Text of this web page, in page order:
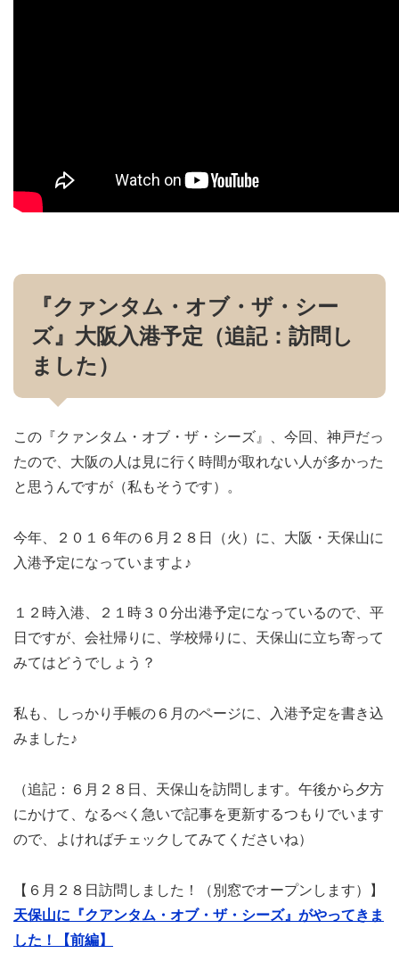
『クァンタム・オブ・ザ・シー
ズ』大阪入港予定（追記：訪問し
ました）
この『クァンタム・オブ・ザ・シーズ』、今回、神戸だっ
たので、大阪の人は見に行く時間が取れない人が多かった
と思うんですが（私もそうです）。
今年、２０１６年の６月２８日（火）に、大阪・天保山に
入港予定になっていますよ♪
１２時入港、２１時３０分出港予定になっているので、平
日ですが、会社帰りに、学校帰りに、天保山に立ち寄って
みてはどうでしょう？
私も、しっかり手帳の６月のページに、入港予定を書き込
みました♪
（追記：６月２８日、天保山を訪問します。午後から夕方
にかけて、なるべく急いで記事を更新するつもりでいます
ので、よければチェックしてみてくださいね）
【６月２８日訪問しました！（別窓でオープンします）】
天保山に『クアンタム・オブ・ザ・シーズ』がやってきま
した！【前編】